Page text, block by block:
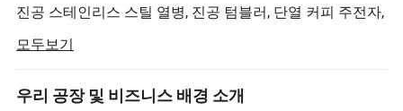
진공 스테인리스 스틸 열병, 진공 텀블러, 단열 커피 주전자,
를 설계하고 있습니다. 연간
판매량은 최대 800만 개, 1억 6천만 달러 이상입니다.
모두보기
우리 공장 및 비즈니스 배경 소개